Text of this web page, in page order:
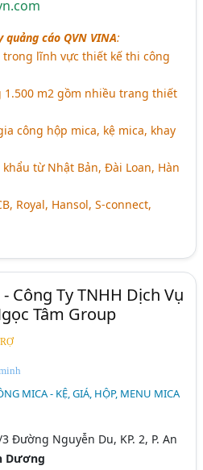
quảng cáo QVN VINA:
lĩnh vực thiết kế thi công
m2 gồm nhiều trang thiết
công hộp mica, kệ mica, khay
từ Nhật Bản, Đài Loan, Hàn
Royal, Hansol, S-connect,
Công Ty TNHH Dịch Vụ
Tâm Group
MICA - KỆ, GIÁ, HỘP, MENU MICA
Đường Nguyễn Du, KP. 2, P. An
Dương